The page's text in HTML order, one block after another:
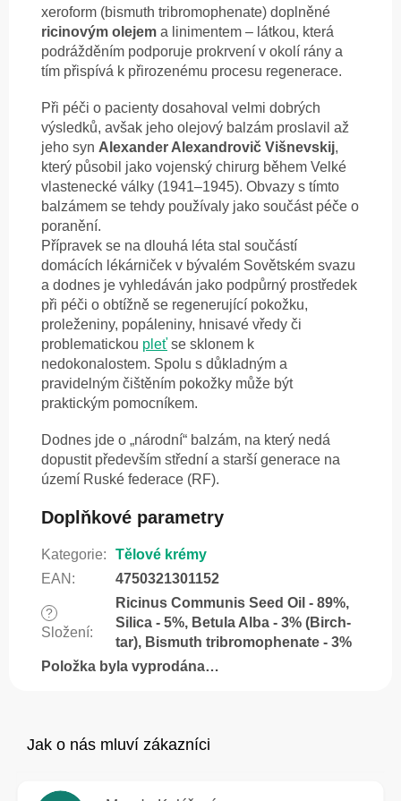
xeroform (bismuth tribromophenate) doplněné
ricinovým olejem a linimentem – látkou, která
podrážděním podporuje prokrvení v okolí rány a
tím přispívá k přirozenému procesu regenerace.
Při péči o pacienty dosahoval velmi dobrých
výsledků, avšak jeho olejový balzám proslavil až
jeho syn Alexander Alexandrovič Višnevskij,
který působil jako vojenský chirurg během Velké
vlastenecké války (1941–1945). Obvazy s tímto
balzámem se tehdy používaly jako součást péče o
poranění.
Přípravek se na dlouhá léta stal součástí
domácích lékárniček v bývalém Sovětském svazu
a dodnes je vyhledáván jako podpůrný prostředek
při péči o obtížně se regenerující pokožku,
proleženiny, popáleniny, hnisavé vředy či
problematickou pleť se sklonem k
nedokonalostem. Spolu s důkladným a
pravidelným čištěním pokožky může být
praktickým pomocníkem.
Dodnes jde o „národní“ balzám, na který nedá
dopustit především střední a starší generace na
území Ruské federace (RF).
Doplňkové parametry
Kategorie:
Tělové krémy
EAN : 4750321301152
?
Složení:
Ricinus Communis Seed Oil - 89%,
Silica - 5%, Betula Alba - 3% (Birch-
tar), Bismuth tribromophenate - 3%
Položka byla vyprodána…